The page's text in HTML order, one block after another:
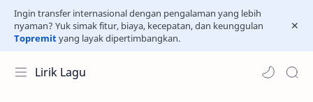
Ingin transfer internasional dengan pengalaman yang lebih
nyaman? Yuk simak fitur, biaya, kecepatan, dan keunggulan
Topremityang layak dipertimbangkan.
Lirik Lagu